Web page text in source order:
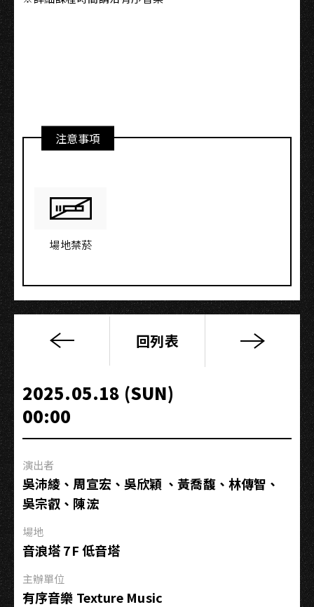
注意事項
場地禁菸
有
音
樂
研
習
電
影
基
礎
創
回列表
2025.05.18 (SUN)
00:00
演出者
吳沛綾、周宣宏、吳欣穎 、黃喬馥、林傳智、
吳宗叡、陳浤
場地
音浪塔 7F 低音塔
主辦單位
有序音樂 Texture Music